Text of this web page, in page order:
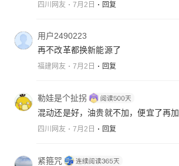
四川网友 7月2日 回复
用户2490223
再不改革都换新能源了
福建网友 7月2日 回复
勒娃是个扯拐
混动还是好，油贵就不加，便宜了再加
四川网友 7月2日 回复
紧箍咒